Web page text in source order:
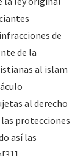
de
de la
al islam
al derecho
protecciones
así las